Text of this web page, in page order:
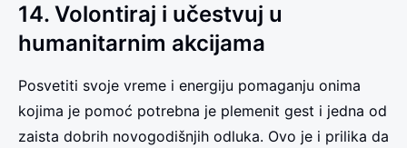
14. Volontiraj i učestvuj u
humanitarnim akcijama
Posvetiti svoje vreme i energiju pomaganju onima
kojima je pomoć potrebna je plemenit gest i jedna od
zaista dobrih novogodišnjih odluka. Ovo je i prilika da